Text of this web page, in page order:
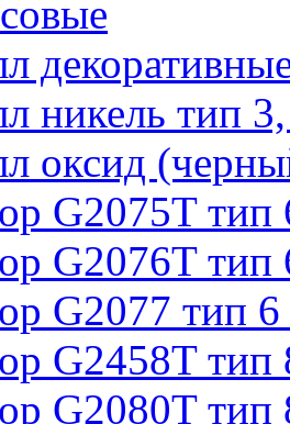
никель тип
оксид
G2075T тип
G2076T тип
G2077 тип 6
G2458T тип
G2080T тип